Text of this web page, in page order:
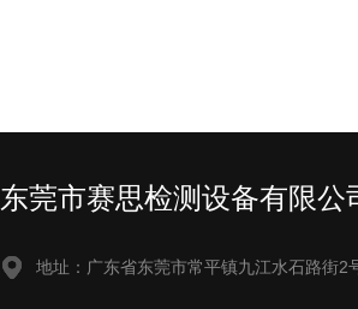
东莞市赛思检测设备有限公
地址：广东省东莞市常平镇九江水石路街2